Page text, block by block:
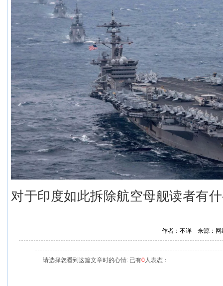
对于印度如此拆除航空母舰读者有
作者：不详 来源：
请选择您看到这篇文章时的心情: 已有0人表态：